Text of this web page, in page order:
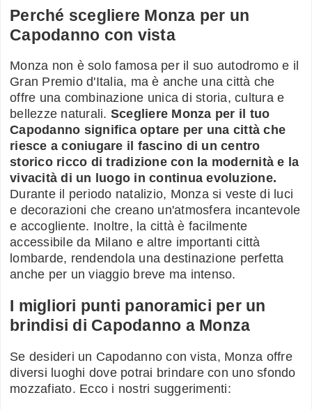
Perché scegliere Monza per un
Capodanno con vista
Monza non è solo famosa per il suo autodromo e il
Gran Premio d'Italia, ma è anche una città che
offre una combinazione unica di storia, cultura e
bellezze naturali. Scegliere Monza per il tuo
Capodanno significa optare per una città che
riesce a coniugare il fascino di un centro
storico ricco di tradizione con la modernità e la
vivacità di un luogo in continua evoluzione.
Durante il periodo natalizio, Monza si veste di luci
e decorazioni che creano un'atmosfera incantevole
e accogliente. Inoltre, la città è facilmente
accessibile da Milano e altre importanti città
lombarde, rendendola una destinazione perfetta
anche per un viaggio breve ma intenso.
I migliori punti panoramici per un
brindisi di Capodanno a Monza
Se desideri un Capodanno con vista, Monza offre
diversi luoghi dove potrai brindare con uno sfondo
mozzafiato. Ecco i nostri suggerimenti: